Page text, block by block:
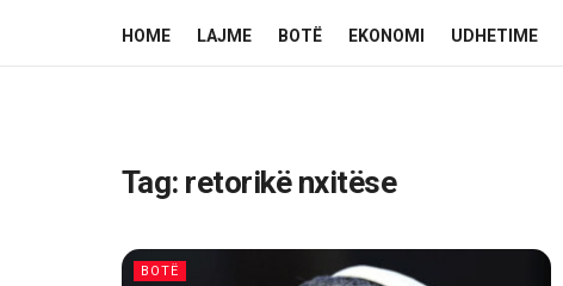
HOME LAJME BOTË EKONOMI UDHETIME
Tag: retorikë nxitëse
BOTË